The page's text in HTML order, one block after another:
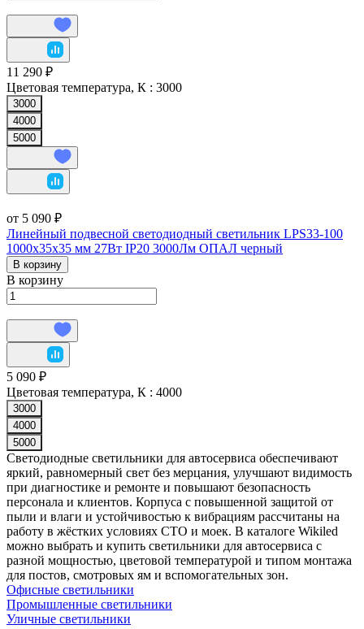
11 290 ₽
Цветовая температура, К : 3000
3000
4000
5000
от 5 090 ₽
Линейный подвесной светодиодный светильник LPS33-100
1000x35x35 мм 27Вт IP20 3000Лм ОПАЛ черный
В корзину
В корзину
5 090 ₽
Цветовая температура, К : 4000
3000
4000
5000
Светодиодные светильники для автосервиса обеспечивают
яркий, равномерный свет без мерцания, улучшают видимость
при диагностике и ремонте и повышают безопасность
персонала и клиентов. Корпуса с повышенной защитой от
пыли и влаги и устойчивостью к вибрациям рассчитаны на
работу в жёстких условиях СТО и моек. В каталоге Wikiled
можно выбрать и купить светильники для автосервиса с
разной мощностью, цветовой температурой и типом монтажа
для постов, смотровых ям и вспомогательных зон.
Офисные светильники
Промышленные светильники
Уличные светильники